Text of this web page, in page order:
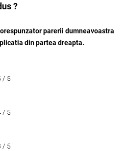
?
parerii dumneavoastra
din partea dreapta.
/ 5
/ 5
/ 5